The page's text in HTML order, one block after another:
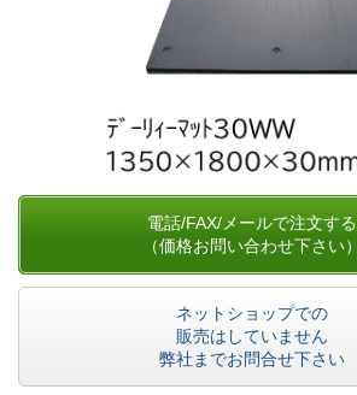
電話/FAX/メールで注文する
（価格お問い合わせ下さい）
ネットショップでの
販売はしていません
弊社までお問合せ下さい